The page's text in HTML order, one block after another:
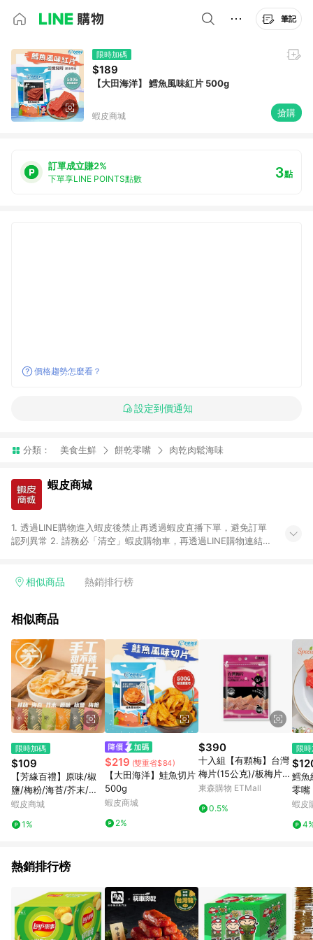
筆記
限時加碼
$189
【大田海洋】 鱈魚風味紅片 500g
蝦皮商城 搶購
訂單成立賺2%
下單享LINE POINTS點數 3點
價格趨勢怎麼看？
設定到價通知
分類： 美食生鮮 餅乾零嘴 肉乾肉鬆海味
蝦皮商城
1. 透過LINE購物進入蝦皮後禁止再透過蝦皮直播下單，避免訂單
認列異常 2. 請務必「清空」蝦皮購物車，再透過LINE購物連結至
交易後，想下第二張訂單，請重新從LINE購物連結至蝦皮商店進
Android手機、汽機車、一歲以下嬰兒配方奶粉、醫療器材：回饋
皮直營_餐券&禮券館、康菲COMFIZ、Finetech釩泰醫用口罩、
CHENYU辰昱立體醫療口罩、HAOFA立體口罩、BenQ 明基 健
康生活不予回饋。 6. 蝦皮商城之訂單適用於部分點數紅包，規範
請依該紅包頁說明為主。 7. 點數回饋將依照蝦皮提供扣除折價
券、運費與蝦幣後之最終金額進行計算。 8. 同一商品品項(即便
不同尺寸規格)，皆會計入同一筆返點上限進行計算 9. 用戶需於
同一瀏覽器進行交易（若自動跳轉 APP，請在 APP交易）。 10.
若使用不同物流或付款方式，將拆分成不同筆訂單編號發送通
知。 11. 若使用折價券折抵，可能會有攤提折抵導致訂單金額些微
落差 12. 蝦皮會將LINE的導購跳轉紀錄與蝦皮的會員ID進行綁
定，若後續七天內未透過其他媒體來源導入蝦皮官網，則七天內
於該蝦皮帳號下訂的首筆訂單會被蝦皮認列為該LINE用戶導購跳
轉時所成立之訂單。 13. 若同一用戶使用一個以上蝦皮帳號透過
LINE購物進行導購，將可能導致無法收到導購通知，亦可能無法
易，或經由蝦皮系統判斷點擊路徑不符合回饋資格或規則者。 15.
若有贈點爭議，請務必於訂單日期+60天以內進行洽詢確認；超
過60天(含)以上進行申訴，恕無法贈點回饋。需檢附蝦皮訂單完
成、LINE購物訂單記錄，如於LINE購物訂單紀錄已呈現：「非本
次前往蝦皮商店之品項，不符合回饋資格」，則不受理此案件。
[注意事項] 1.如導購途中用戶由網頁版(電腦版/手機版網頁)切換
相似商品 熱銷排行榜
相似商品
限時加碼
$109
【芳緣百禮】原味/椒
鹽/梅粉/海苔/芥末/辣
味 手工甜不辣 餅乾(40
片 露營 甜不辣脆片
蝦皮商城
1%
$219 (雙重省$84)
【大田海洋】鮭魚切片
500g
蝦皮商城
2%
$390
十入組【有顆梅】台灣
梅片(15公克)/板梅片
(原味)-*彰化好物購獨
東森購物 ETMall
0.5%
限
鱈魚
零嘴
蝦皮
熱銷排行榜